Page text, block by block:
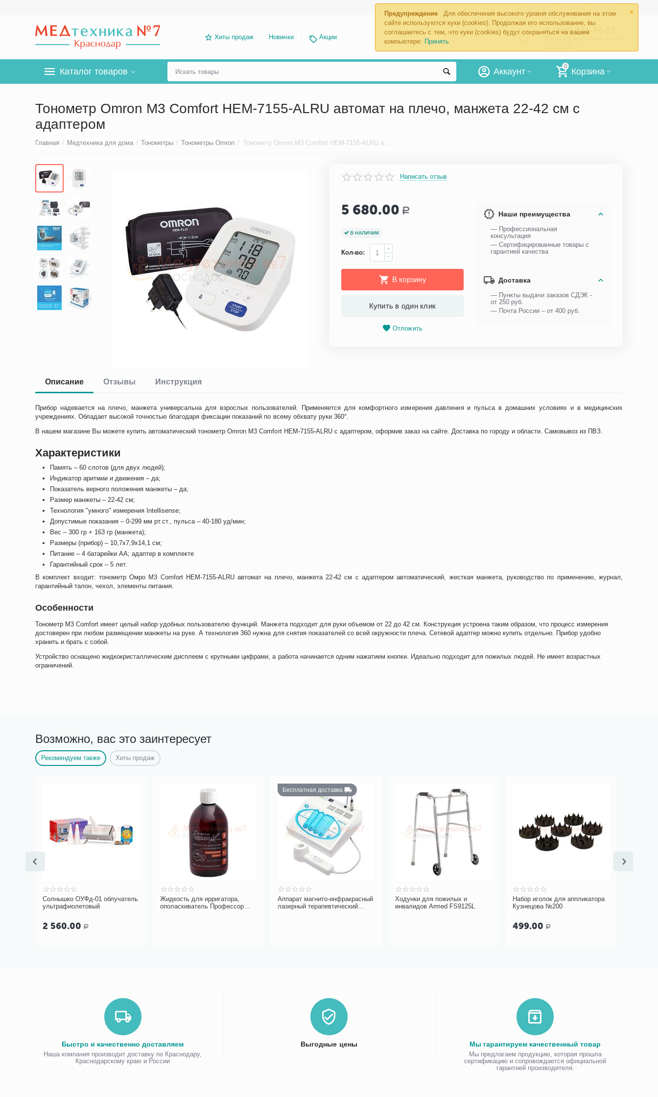
×
Предупреждение
Для обеспечения высокого уровня обслуживания на этом
сайте используются куки (cookies). Продолжая его использование, вы
соглашаетесь с тем, что куки (cookies) будут сохраняться на вашем
компьютере: Принять
Хиты продаж Новинки Акции
8 (800) 201-70-57
Каталог товаров
0
Корзина
Аккаунт
Тонометр Omron M3 Comfort HEM-7155-ALRU автомат на плечо, манжета 22-42 см с
адаптером
Главная / Медтехника для дома / Тонометры / Тонометры Omron / Тонометр Omron M3 Comfort HEM-7155-ALRU автомат на плечо, манжета 22-42 см с адаптером
Написать отзыв
5 680.00 Р
В НАЛИЧИИ
Кол-во:
+
−
В корзину
Купить в один клик
Отложить
Наши преимущества
— Профессиональная
консультация
— Сертифицированные товары с
гарантией качества
Доставка
— Пункты выдачи заказов СДЭК -
от 250 руб.
— Почта России – от 400 руб.
Описание Отзывы Инструкция
Прибор надевается на плечо, манжета универсальна для взрослых пользователей. Применяется для комфортного измерения давления и пульса в домашних условиях и в медицинских
учреждениях. Обладает высокой точностью благодаря фиксации показаний по всему обхвату руки 360°.
В нашем магазине Вы можете купить автоматический тонометр Omron M3 Comfort HEM-7155-ALRU с адаптером, оформив заказ на сайте. Доставка по городу и области. Самовывоз из ПВЗ.
Характеристики
Память – 60 слотов (для двух людей);
Индикатор аритмии и движения – да;
Показатель верного положения манжеты – да;
Размер манжеты – 22-42 см;
Технология "умного" измерения Intellisense;
Допустимые показания – 0-299 мм рт.ст., пульса – 40-180 уд/мин;
Вес – 300 гр + 163 гр (манжета);
Размеры (прибор) – 10,7x7,9x14,1 см;
Питание – 4 батарейки AA; адаптер в комплекте
Гарантийный срок – 5 лет.
В комплект входит: тонометр Омро M3 Comfort HEM-7155-ALRU автомат на плечо, манжета 22-42 см с адаптером автоматический, жесткая манжета, руководство по применению, журнал,
гарантийный талон, чехол, элементы питания.
Особенности
Тонометр M3 Comfort имеет целый набор удобных пользователю функций. Манжета подходит для руки объемом от 22 до 42 см. Конструкция устроена таким образом, что процесс измерения
достоверен при любом размещении манжеты на руке. А технология 360 нужна для снятия показателей со всей окружности плеча. Сетевой адаптер можно купить отдельно. Прибор удобно
хранить и брать с собой.
Устройство оснащено жидкокристаллическим дисплеем с крупными цифрами, а работа начинается одним нажатием кнопки. Идеально подходит для пожилых людей. Не имеет возрастных
ограничений.
Возможно, вас это заинтересует
Рекомендуем также Хиты продаж
Солнышко ОУФд-01 облучатель
ультрафиолетовый
2 560.00 Р
Жидкость для ирригатора,
ополаскиватель Профессор
Бесплатная доставка
Аппарат магнито-инфракрасный
лазерный терапевтический
Ходунки для пожилых и
инвалидов Armed FS9125L
Набор иголок для аппликатора
Кузнецова №200
499.00 Р
Быстро и качественно доставляем
Наша компания производит доставку по Краснодару,
Краснодарскому краю и России
Выгодные цены Мы гарантируем качественный товар
Мы предлагаем продукцию, которая прошла
сертификацию и сопровождается официальной
гарантией производителя.